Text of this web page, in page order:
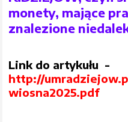
monety, mające
znalezione
Link do artykułu -
http://
wiosna2025.pdf